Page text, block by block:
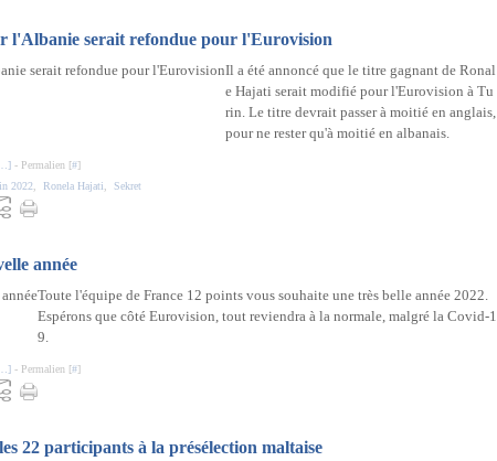
l'Albanie serait refondue pour l'Eurovision
Il a été annoncé que le titre gagnant de Ronal
e Hajati serait modifié pour l'Eurovision à Tu
rin. Le titre devrait passer à moitié en anglais,
pour ne rester qu'à moitié en albanais.
] - Permalien [#]
2022 Ronela Hajati Sekret
année
Toute l'équipe de France 12 points vous souhaite une très belle année 2022.
Espérons que côté Eurovision, tout reviendra à la normale, malgré la Covid-1
9.
] - Permalien [#]
22 participants à la présélection maltaise